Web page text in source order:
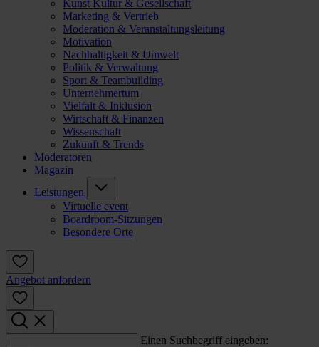
Kunst Kultur & Gesellschaft
Marketing & Vertrieb
Moderation & Veranstaltungsleitung
Motivation
Nachhaltigkeit & Umwelt
Politik & Verwaltung
Sport & Teambuilding
Unternehmertum
Vielfalt & Inklusion
Wirtschaft & Finanzen
Wissenschaft
Zukunft & Trends
Moderatoren
Magazin
Leistungen
Virtuelle event
Boardroom-Sitzungen
Besondere Orte
Angebot anfordern
Einen Suchbegriff eingeben: